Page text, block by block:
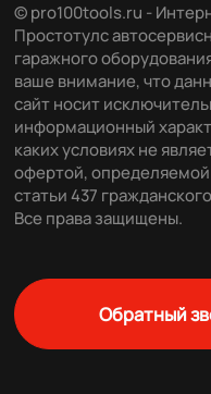
© pro100tools.ru -
Простотулс
гаражного
ваше внимание, что
сайт носит
информационный
каких условиях не
офертой,
статьи 437
Все права защищены.
Обратный